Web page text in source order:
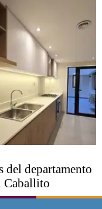
del departamento
Caballito